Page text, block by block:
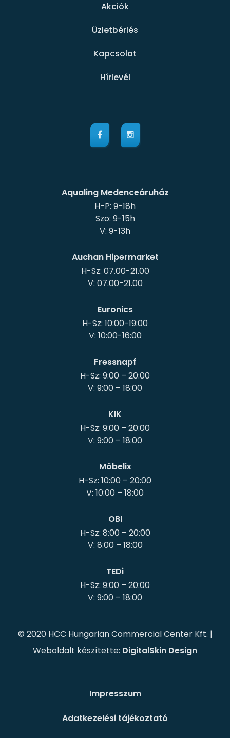
Akciók
Üzletbérlés
Kapcsolat
Hírlevél
Aqualing Medenceáruház
H-P: 9-18h
Szo: 9-15h
Auchan Hipermarket
H-Sz: 07.00-21.00
V: 07.00-21.00
Euronics
H-Sz: 10:00-19:00
V: 10:00-16:00
Fressnapf
H-Sz: 9:00 – 20:00
KIK
H-Sz: 9:00 – 20:00
Möbelix
H-Sz: 10:00 – 20:00
OBI
H-Sz: 8:00 – 20:00
V: 8:00 – 18:00
TEDi
H-Sz: 9:00 – 20:00
© 2020 HCC Hungarian Commercial Center Kft. |
Weboldalt készítette: DigitalSkin Design
Impresszum
Adatkezelési tájékoztató